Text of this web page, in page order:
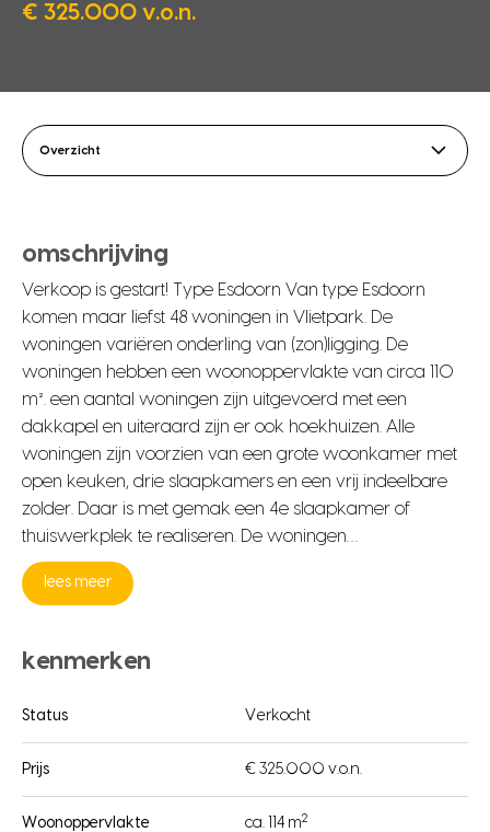
€ 325.000 v.o.n.
Overzicht
omschrijving
Verkoop is gestart! Type Esdoorn Van type Esdoorn
komen maar liefst 48 woningen in Vlietpark. De
woningen variëren onderling van (zon)ligging. De
woningen hebben een woonoppervlakte van circa 110
m². een aantal woningen zijn uitgevoerd met een
dakkapel en uiteraard zijn er ook hoekhuizen. Alle
woningen zijn voorzien van een grote woonkamer met
open keuken, drie slaapkamers en een vrij indeelbare
zolder. Daar is met gemak een 4e slaapkamer of
thuiswerkplek te realiseren. De woningen…
lees meer
kenmerken
Status Verkocht
Prijs € 325.000 v.o.n.
Woonoppervlakte ca. 114 m2